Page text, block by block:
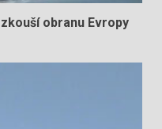
obranu Evropy